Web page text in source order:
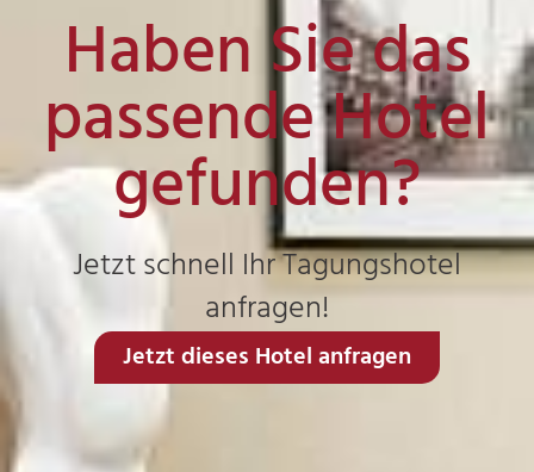
Haben Sie das
passende Hotel
gefunden?
Jetzt schnell Ihr Tagungshotel
anfragen!
Jetzt dieses Hotel anfragen